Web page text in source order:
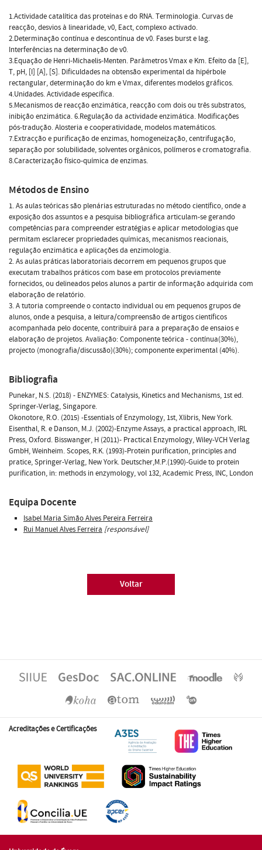
1.Actividade catalítica das proteínas e do RNA. Terminologia. Curvas de
reacção, desvios à linearidade, v0, Eact, complexo activado.
2.Determinação contínua e descontínua de v0. Fases burst e lag.
Interferências na determinação de v0.
3.Equação de Henri-Michaelis-Menten. Parâmetros Vmax e Km. Efeito da [E],
T, pH, [I] [A], [S]. Dificuldades na obtensão experimental da hipérbole
rectangular, determinação do km e Vmax, diferentes modelos gráficos.
4.Unidades. Actividade específica.
5.Mecanismos de reacção enzimática, reacção com dois ou três substratos,
inibição enzimática. 6.Regulação da actividade enzimática. Modificações
pós-tradução. Alosteria e cooperatividade, modelos matemáticos.
7.Extracção e purificação de enzimas, homogeneização, centrifugação,
separação por solubilidade, solventes orgânicos, polímeros e cromatografia.
8.Caracterização físico-química de enzimas.
Métodos de Ensino
1. As aulas teóricas são plenárias estruturadas no método científico, onde a
exposição dos assuntos e a pesquisa bibliográfica articulam-se gerando
competências para compreender estratégias e aplicar metodologias que
permitam esclarecer propriedades químicas, mecanismos reacionais,
regulação enzimática e aplicações da enzimologia.
2. As aulas práticas laboratoriais decorrem em pequenos grupos que
executam trabalhos práticos com base em protocolos previamente
fornecidos, ou delineados pelos alunos a partir de informação adquirida com
elaboração de relatório.
3. A tutoria compreende o contacto individual ou em pequenos grupos de
alunos, onde a pesquisa, a leitura/compreensão de artigos científicos
acompanhada pelo docente, contribuirá para a preparação de ensaios e
elaboração de projetos. Avaliação: Componente teórica - contínua(30%),
projecto (monografia/discussão)(30%); componente experimental (40%).
Bibliografia
Punekar, N.S. (2018) - ENZYMES: Catalysis, Kinetics and Mechanisms, 1st ed.
Springer-Verlag, Singapore.
Okonotore, R.O. (2015) -Essentials of Enzymology, 1st, Xlibris, New York.
Eisenthal, R. e Danson, M.J. (2002)-Enzyme Assays, a practical approach, IRL
Press, Oxford. Bisswanger, H (2011)- Practical Enzymology, Wiley-VCH Verlag
GmbH, Weinheim. Scopes, R.K. (1993)-Protein purification, principles and
pratice, Springer-Verlag, New York. Deutscher,M.P.(1990)-Guide to protein
purification, in: methods in enzymology, vol 132, Academic Press, INC, London
Equipa Docente
Isabel Maria Simão Alves Pereira Ferreira
Rui Manuel Alves Ferreira [responsável]
Voltar
Acreditações e Certificações